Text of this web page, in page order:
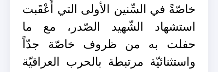
خاصّةً في السِّنين الأولى التي أَعْقَبت
استشهاد الشّهيد الصّدر، مع ما
حفلت به من ظروف خاصّة جدّاً
واستثنائيّة مرتبطة بالحرب العراقيّة